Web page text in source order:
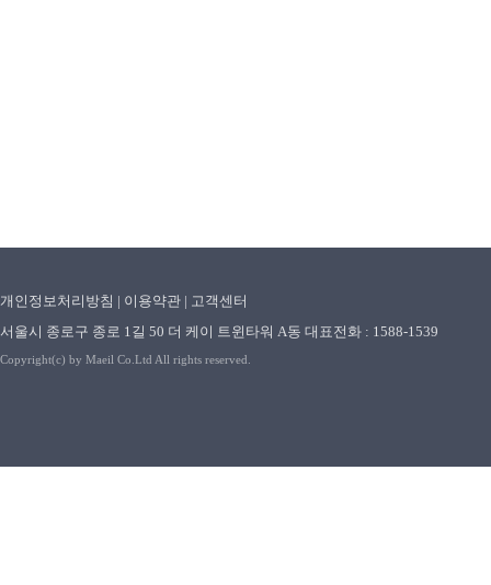
개인정보처리방침 | 이용약관 | 고객센터
서울시 종로구 종로 1길 50 더 케이 트윈타워 A동 대표전화 : 1588-1539
Copyright(c) by Maeil Co.Ltd All rights reserved.